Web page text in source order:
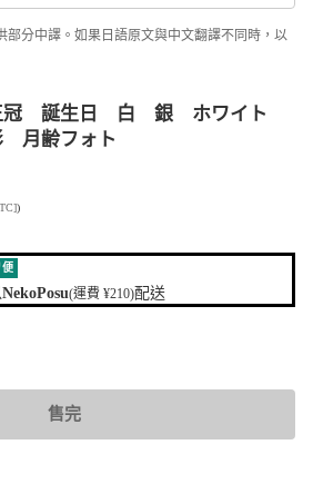
部分中譯。如果日語原文與中文翻譯不同時，以
冠 誕生日 白 銀 ホワイト
月齢フォト
)
便
NekoPosu(運費 ¥210)配送
售完